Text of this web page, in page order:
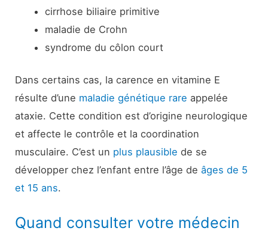
cirrhose biliaire primitive
maladie de Crohn
syndrome du côlon court
Dans certains cas, la carence en vitamine E
résulte d’une maladie génétique rare appelée
ataxie. Cette condition est d’origine neurologique
et affecte le contrôle et la coordination
musculaire. C’est un plus plausible de se
développer chez l’enfant entre l’âge deâges de 5
et 15 ans.
Quand consulter votre médecin